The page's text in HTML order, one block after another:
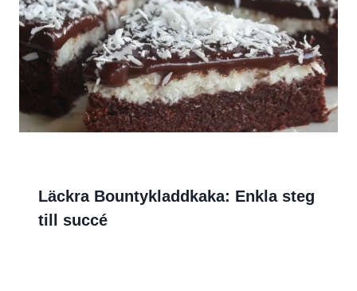
Läckra Bountykladdkaka: Enkla steg
till succé